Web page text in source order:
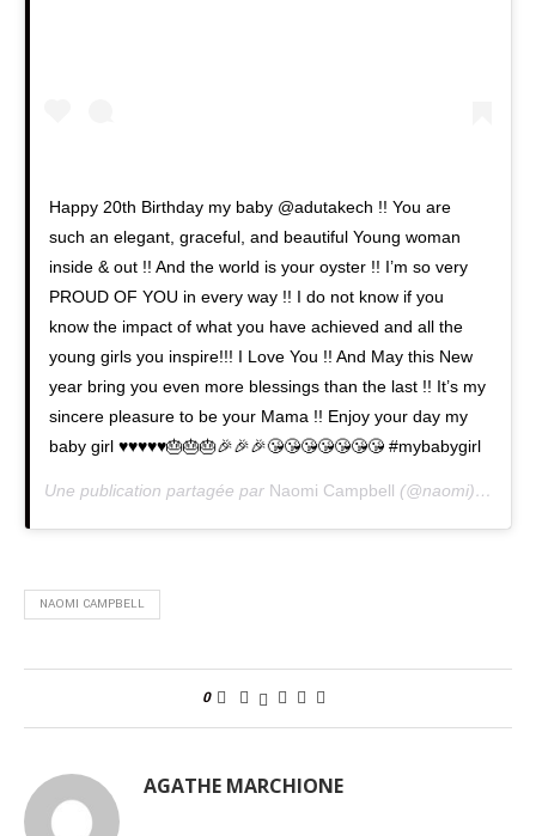
Happy 20th Birthday my baby @adutakech !! You are
such an elegant, graceful, and beautiful Young woman
inside & out !! And the world is your oyster !! I’m so very
PROUD OF YOU in every way !! I do not know if you
know the impact of what you have achieved and all the
young girls you inspire!!! I Love You !! And May this New
year bring you even more blessings than the last !! It’s my
sincere pleasure to be your Mama !! Enjoy your day my
baby girl ♥️♥️♥️♥️♥️🎂🎂🎂🎉🎉🎉😘😘😘😘😘😘😘 #mybabygirl
Une publication partagée par Naomi Campbell (@naomi) le
NAOMI CAMPBELL
0
AGATHE MARCHIONE